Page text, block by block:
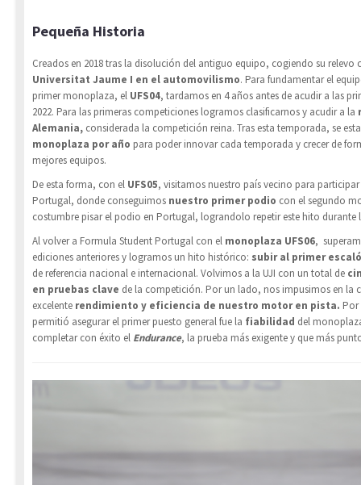
Pequeña Historia
Creados en 2018 tras la disolución del antiguo equipo, cogiendo su
Universitat Jaume I en el automovilismo. Para fundamentar el
primer monoplaza, el UFS04, tardamos en 4 años antes de acudir a las
2022. Para las primeras competiciones logramos clasificarnos y acudir a la
Alemania, considerada la competición reina. Tras esta temporada, se
monoplaza por año para poder innovar cada temporada y crecer de
mejores equipos.
De esta forma, con el UFS05, visitamos nuestro país vecino para
Portugal, donde conseguimos nuestro primer podio con el segundo
costumbre pisar el podio en Portugal, lograndolo repetir este hito durante
Al volver a Formula Student Portugal con el monoplaza UFS06,
ediciones anteriores y logramos un hito histórico: subir al primer
de referencia nacional e internacional. Volvimos a la UJI con un total de
en pruebas clave de la competición. Por un lado, nos impusimos en la
excelente rendimiento y eficiencia de nuestro motor en pista. Por
permitió asegurar el primer puesto general fue la fiabilidad del
completar con éxito el Endurance, la prueba más exigente y que más